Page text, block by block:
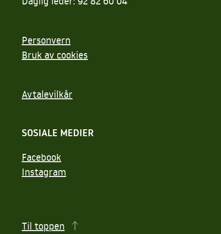
Personvern
Bruk av cookies
Avtalevilkår
SOSIALE MEDIER
Facebook
Instagram
Til toppen